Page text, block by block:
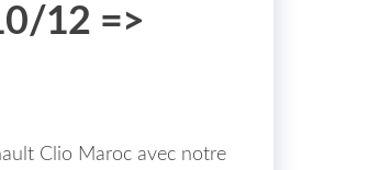
12 =>
Clio Maroc avec notre